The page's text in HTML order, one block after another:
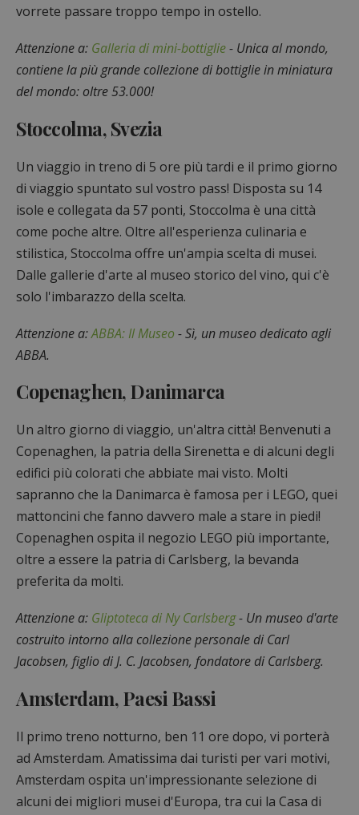
vorrete passare troppo tempo in ostello.
Attenzione a: Galleria di mini-bottiglie- Unica al mondo,
contiene la più grande collezione di bottiglie in miniatura
del mondo: oltre 53.000!
Stoccolma, Svezia
Un viaggio in treno di 5 ore più tardi e il primo giorno
di viaggio spuntato sul vostro pass! Disposta su 14
isole e collegata da 57 ponti, Stoccolma è una città
come poche altre. Oltre all'esperienza culinaria e
stilistica, Stoccolma offre un'ampia scelta di musei.
Dalle gallerie d'arte al museo storico del vino, qui c'è
solo l'imbarazzo della scelta.
Attenzione a:ABBA: Il Museo - Sì, un museo dedicato agli
ABBA.
Copenaghen, Danimarca
Un altro giorno di viaggio, un'altra città! Benvenuti a
Copenaghen, la patria della Sirenetta e di alcuni degli
edifici più colorati che abbiate mai visto. Molti
sapranno che la Danimarca è famosa per i LEGO, quei
mattoncini che fanno davvero male a stare in piedi!
Copenaghen ospita il negozio LEGO più importante,
oltre a essere la patria di Carlsberg, la bevanda
preferita da molti.
Attenzione a: Gliptoteca di Ny Carlsberg- Un museo d'arte
costruito intorno alla collezione personale di Carl
Jacobsen, figlio di J. C. Jacobsen, fondatore di Carlsberg.
Amsterdam, Paesi Bassi
Il primo treno notturno, ben 11 ore dopo, vi porterà
ad Amsterdam. Amatissima dai turisti per vari motivi,
Amsterdam ospita un'impressionante selezione di
alcuni dei migliori musei d'Europa, tra cui la Casa di